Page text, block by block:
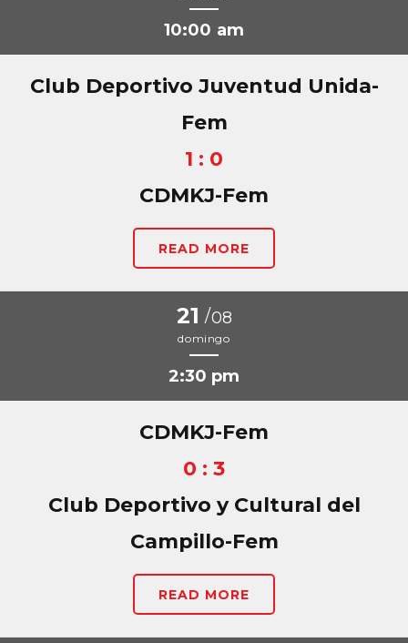
10:00 am
Club Deportivo Juventud Unida-
Fem
1 : 0
CDMKJ-Fem
READ MORE
21 /08
domingo
2:30 pm
CDMKJ-Fem
0 : 3
Club Deportivo y Cultural del
Campillo-Fem
READ MORE